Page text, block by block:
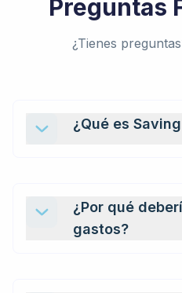
Preguntas
¿Tienes
¿Qué es
¿Por qué
gastos?